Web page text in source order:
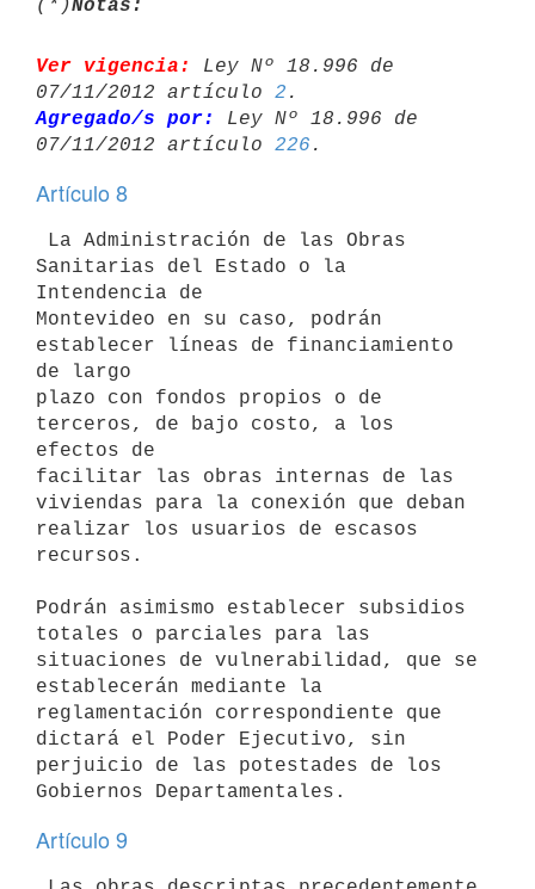
(*)Notas:
Ver vigencia:
Ley Nº 18.996 de
07/11/2012 artículo 2
Agregado/s por:
Ley Nº 18.996 de
07/11/2012 artículo 226
Artículo 8
Sanitarias del Estado o la
Intendencia de
Montevideo en su caso, podrán
establecer líneas de financiamiento
de largo
plazo con fondos propios o de
terceros, de bajo costo, a los
efectos de
facilitar las obras internas de las
viviendas para la conexión que deban
realizar los usuarios de escasos
recursos.
Podrán asimismo establecer subsidios
totales o parciales para las
situaciones de vulnerabilidad, que se
establecerán mediante la
reglamentación correspondiente que
dictará el Poder Ejecutivo, sin
perjuicio de las potestades de los
Artículo 9